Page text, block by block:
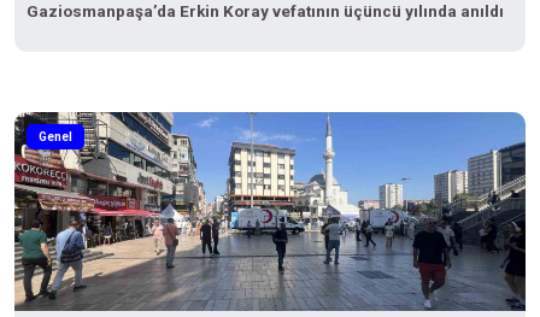
Gaziosmanpaşa’da Erkin Koray vefatının üçüncü yılında anıldı
Genel